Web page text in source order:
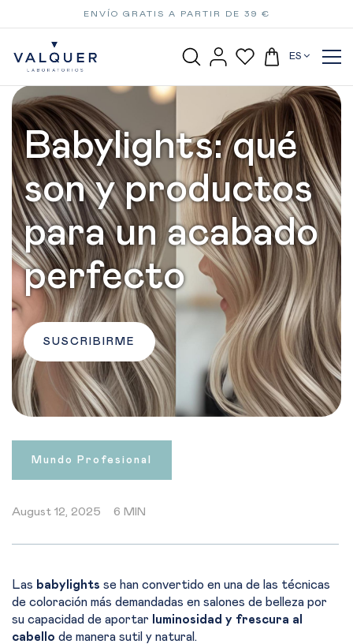
ENVÍO GRATIS A PARTIR DE 39 €
ES
Babylights: qué
son y productos
para un acabado
perfecto
SUSCRIBIRME
Mundo Profesional
August 12, 2025 6 MIN
Las babylights se han convertido en una de las técnicas
de coloración más demandadas en salones de belleza por
su capacidad de aportar luminosidad y frescura al
cabello de manera sutil y natural.